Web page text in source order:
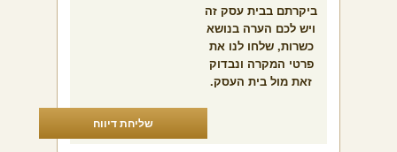
ביקרתם בבית עסק זה
ויש לכם הערה בנושא
כשרות, שלחו לנו את
פרטי המקרה ונבדוק
זאת מול בית העסק.
שליחת דיווח